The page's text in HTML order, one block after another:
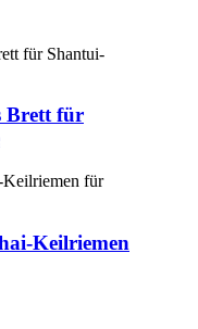
Brett für
Keilriemen